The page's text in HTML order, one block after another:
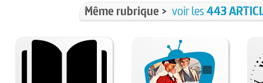
Même rubrique > voir les443